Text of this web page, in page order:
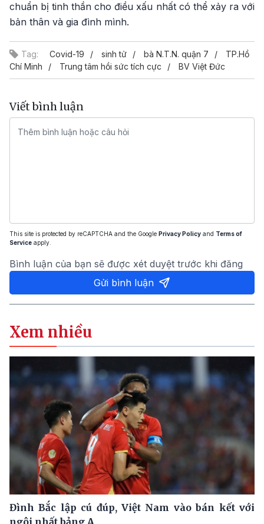
chuẩn bị tinh thần cho điều xấu nhất có thể xảy ra với
bản thân và gia đình mình.
Tag: Covid-19 sinh tử bà N.T.N. quận 7
TP.Hồ
Chí Minh
Trung tâm hồi sức tích cực BV Việt Đức
Viết bình luận
This site is protected by reCAPTCHA and the Google Privacy Policy and Terms of
Service apply.
Bình luận của bạn sẽ được xét duyệt trước khi đăng
Gửi bình luận
Xem nhiều
Đình Bắc lập cú đúp, Việt Nam vào bán kết với
ngôi nhất bảng A